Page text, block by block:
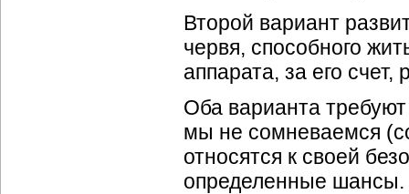
Второй вариант
червя, способного
аппарата, за его
Оба варианта
мы не сомневаемся
относятся к своей
определенные шансы.